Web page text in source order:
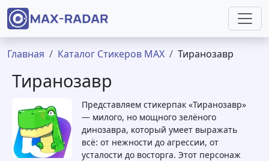
Перейти к основному содержанию
Строка навигации
Главная Каталог Стикеров MAX Тиранозавр
Тиранозавр
Представляем стикерпак «Тиранозавр»
— милого, но мощного зелёного
динозавра, который умеет выражать
всё: от нежности до агрессии, от
усталости до восторга. Этот персонаж